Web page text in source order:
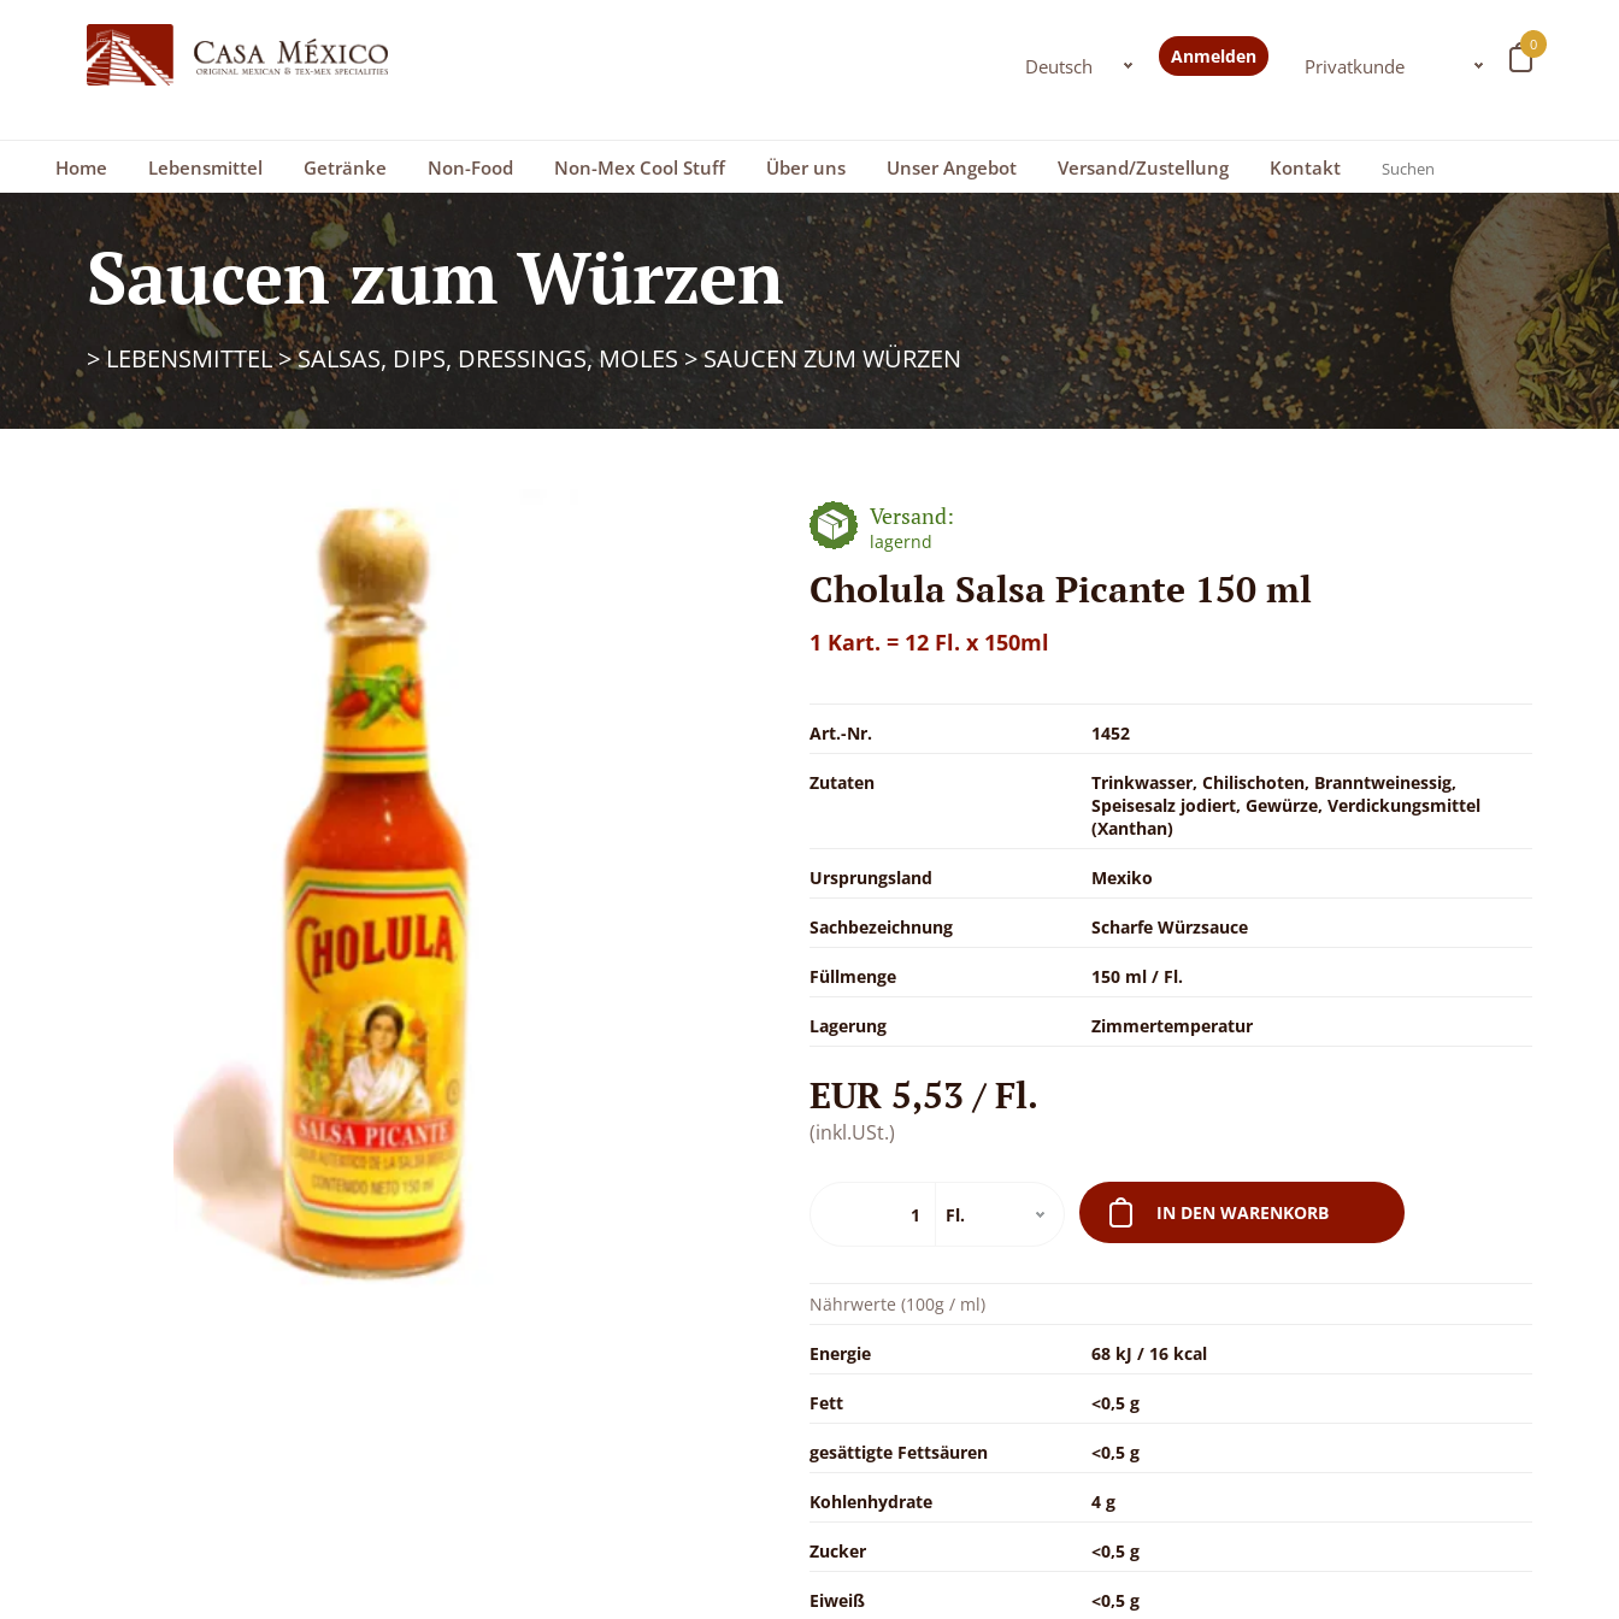
0
Anmelden
Home Lebensmittel Getränke Non-Food Non-Mex Cool Stuff Über uns Unser Angebot Versand/Zustellung Kontakt
Saucen zum Würzen
>LEBENSMITTEL>SALSAS, DIPS, DRESSINGS, MOLES>SAUCEN ZUM WÜRZEN
Versand:
lagernd
Cholula Salsa Picante 150 ml
1 Kart. = 12 Fl. x 150ml
Art.-Nr. 1452
Zutaten
Trinkwasser, Chilischoten, Branntweinessig,
Speisesalz jodiert, Gewürze, Verdickungsmittel
(Xanthan)
Ursprungsland Mexiko
Sachbezeichnung Scharfe Würzsauce
Füllmenge 150 ml / Fl.
Lagerung Zimmertemperatur
EUR 5,53 / Fl.
(inkl.USt.)
IN DEN WARENKORB
Nährwerte (100g / ml)
Energie 68 kJ / 16 kcal
Fett <0,5 g
gesättigte Fettsäuren <0,5 g
Kohlenhydrate 4 g
Zucker <0,5 g
Eiweiß <0,5 g